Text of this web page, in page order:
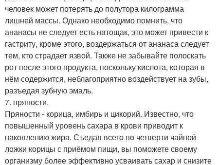
человек может потерять до полутора килограмма
лишней массы. Однако необходимо помнить, что
ананасы не следует есть натощак, это может привести к
гастриту, кроме этого, воздержаться от ананаса следует
тем, кто страдает язвой. Также не забывайте полоскать
рот после этого продукта, поскольку кислота, которая в
нём содержится, неблагоприятно воздействует на зубы,
разъедая зубную эмаль.
7. пряности.
Пряности - корица, имбирь и цикорий. Известно, что
повышенный уровень сахара в крови приводит к
накоплению жира. Съедая всего по четверти чайной
ложки корицы с приёмом пищи, вы поможете своему
организму более эффективно усваивать сахар и снизите